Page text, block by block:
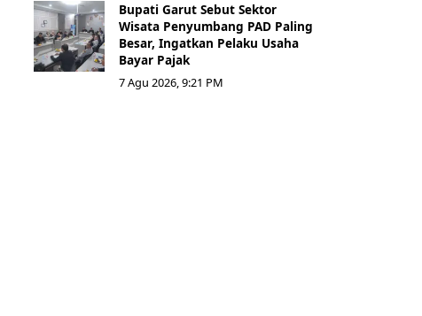
Bupati Garut Sebut Sektor
Wisata Penyumbang PAD Paling
Besar, Ingatkan Pelaku Usaha
Bayar Pajak
7 Agu 2026, 9:21 PM